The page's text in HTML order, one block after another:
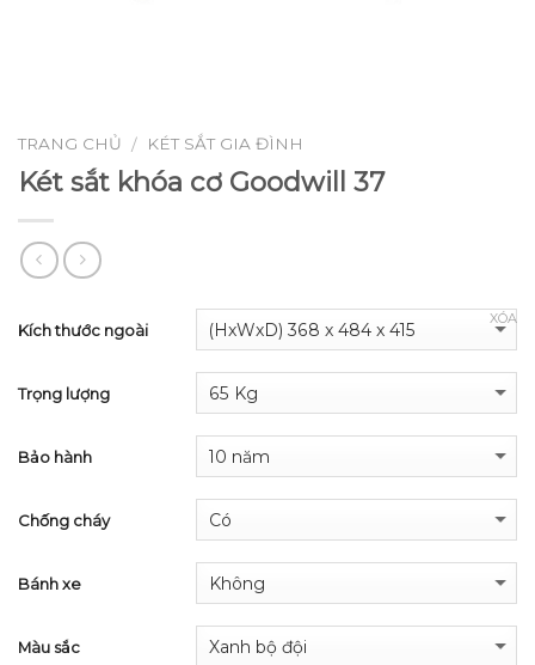
TRANG CHỦ / KÉT SẮT GIA ĐÌNH
Két sắt khóa cơ Goodwill 37
Kích thước ngoài
Trọng lượng
Bảo hành
Chống cháy
Bánh xe
Màu sắc
XÓA